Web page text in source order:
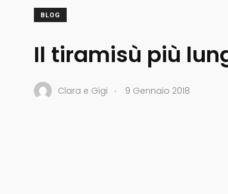
BLOG
Il tiramisù più
Clara e Gigi . 9 Gennaio 2018